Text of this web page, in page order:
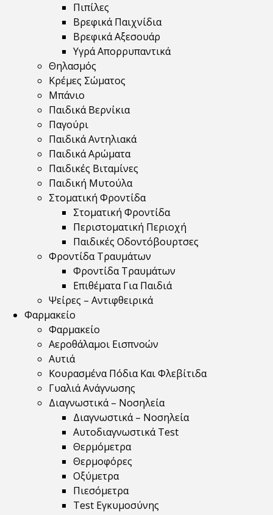
Πιπίλες
Βρεφικά Παιχνίδια
Βρεφικά Αξεσουάρ
Υγρά Απορρυπαντικά
Θηλασμός
Κρέμες Σώματος
Μπάνιο
Παιδικά Βερνίκια
Παγούρι
Παιδικά Αντηλιακά
Παιδικά Αρώματα
Παιδικές Βιταμίνες
Παιδική Μυτούλα
Στοματική Φροντίδα
Στοματική Φροντίδα
Περιστοματική Περιοχή
Παιδικές Οδοντόβουρτσες
Φροντίδα Τραυμάτων
Φροντίδα Τραυμάτων
Επιθέματα Για Παιδιά
Ψείρες – Αντιφθειρικά
Φαρμακείο
Φαρμακείο
Αεροθάλαμοι Εισπνοών
Αυτιά
Κουρασμένα Πόδια Και Φλεβίτιδα
Γυαλιά Ανάγνωσης
Διαγνωστικά – Νοσηλεία
Διαγνωστικά – Νοσηλεία
Αυτοδιαγνωστικά Test
Θερμόμετρα
Θερμοφόρες
Οξύμετρα
Πιεσόμετρα
Test Εγκυμοσύνης